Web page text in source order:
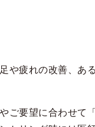
や疲れの改善、あ
ご要望に合わせて